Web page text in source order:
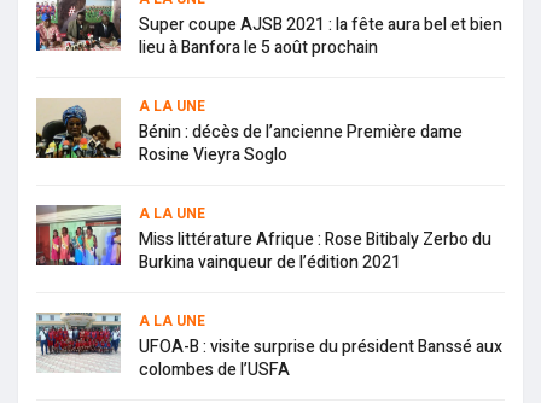
Super coupe AJSB 2021 : la fête aura bel et bien
lieu à Banfora le 5 août prochain
A LA UNE
Bénin : décès de l’ancienne Première dame
Rosine Vieyra Soglo
A LA UNE
Miss littérature Afrique : Rose Bitibaly Zerbo du
Burkina vainqueur de l’édition 2021
A LA UNE
UFOA-B : visite surprise du président Banssé aux
colombes de l’USFA